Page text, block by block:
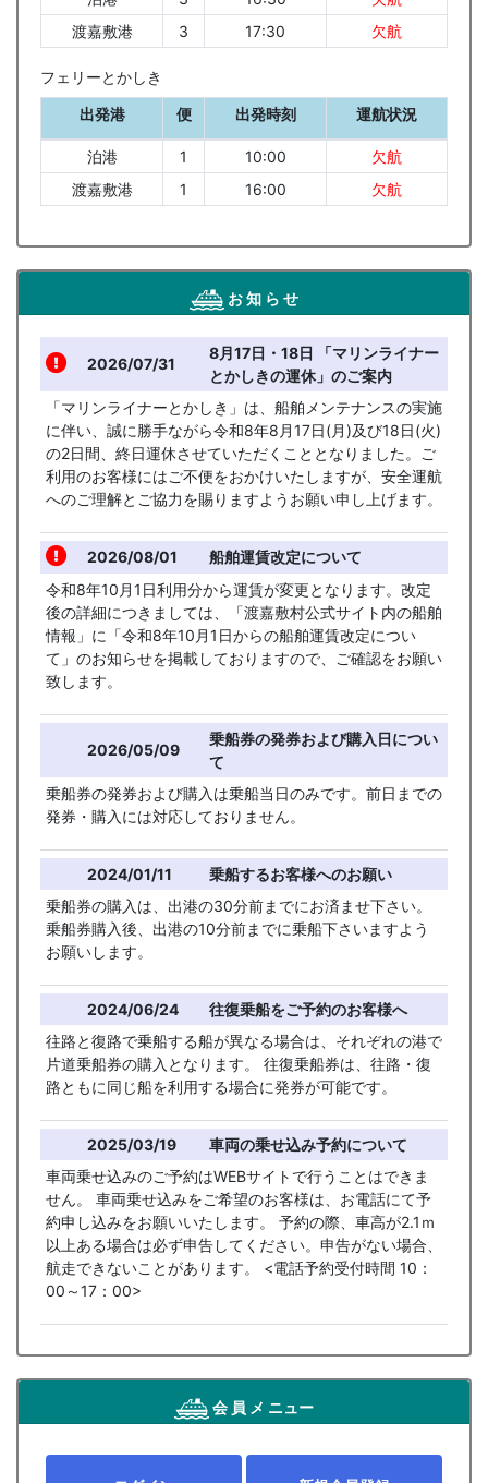
渡嘉敷港
3 17:30 欠航
フェリーとかしき
出発港
便 出発時刻 運航状況
泊港 1 10:00
欠航
渡嘉敷港
1 16:00 欠航
お 知 ら せ
2026/07/31
8月17日・18日 「マリンライナー
とかしきの運休」のご案内
「マリンライナーとかしき」は、船舶メンテナンスの実施
に伴い、誠に勝手ながら令和8年8月17日(月)及び18日(火)
の2日間、終日運休させていただくこととなりました。ご
利用のお客様にはご不便をおかけいたしますが、安全運航
へのご理解とご協力を賜りますようお願い申し上げます。
2026/08/01
船舶運賃改定について
令和8年10月1日利用分から運賃が変更となります。改定
後の詳細につきましては、「渡嘉敷村公式サイト内の船舶
情報」に「令和8年10月1日からの船舶運賃改定につい
て」のお知らせを掲載しておりますので、ご確認をお願い
致します。
2026/05/09
乗船券の発券および購入日につい
て
乗船券の発券および購入は乗船当日のみです。前日までの
発券・購入には対応しておりません。
2024/01/11
乗船するお客様へのお願い
乗船券の購入は、出港の30分前までにお済ませ下さい。
乗船券購入後、出港の10分前までに乗船下さいますよう
お願いします。
2024/06/24
往復乗船をご予約のお客様へ
往路と復路で乗船する船が異なる場合は、それぞれの港で
片道乗船券の購入となります。 往復乗船券は、往路・復
路ともに同じ船を利用する場合に発券が可能です。
2025/03/19
車両の乗せ込み予約について
車両乗せ込みのご予約はWEBサイトで行うことはできま
せん。 車両乗せ込みをご希望のお客様は、お電話にて予
約申し込みをお願いいたします。 予約の際、車高が2.1ｍ
以上ある場合は必ず申告してください。申告がない場合、
航走できないことがあります。 <電話予約受付時間 10：
00～17：00>
会 員 メ ニュー